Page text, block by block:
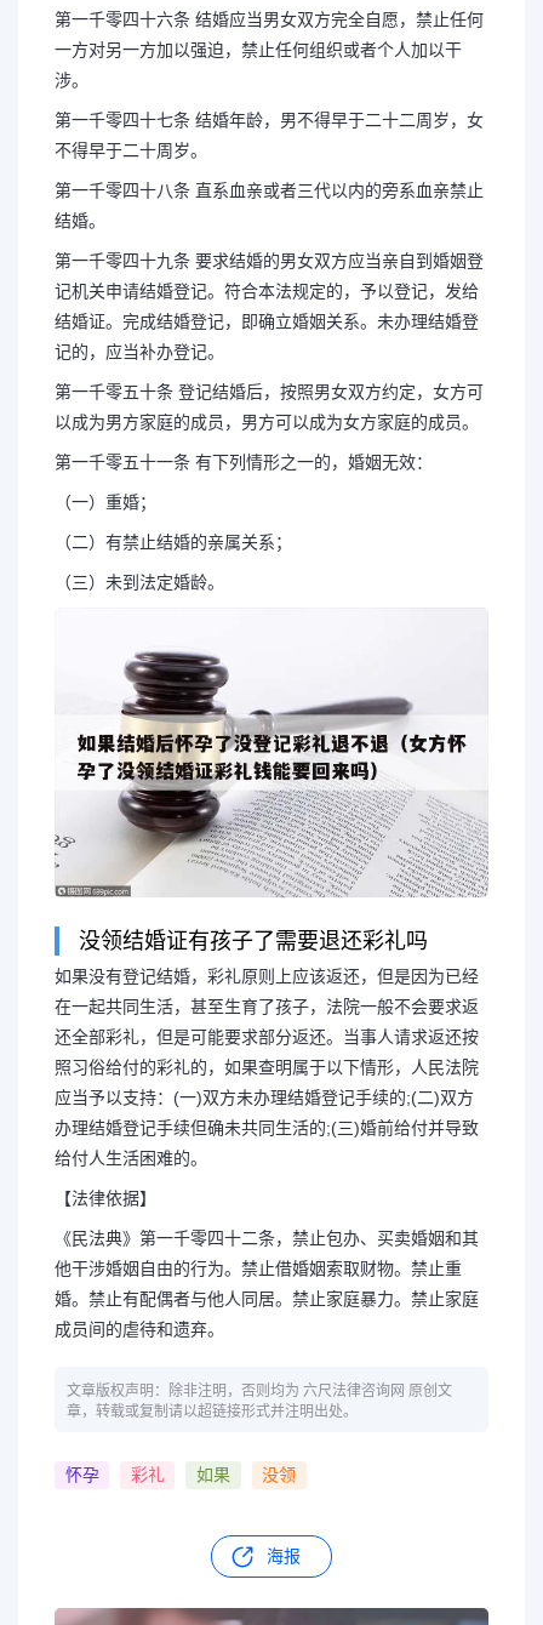
第一千零四十六条 结婚应当男女双方完全自愿，禁止任何
一方对另一方加以强迫，禁止任何组织或者个人加以干
涉。
第一千零四十七条 结婚年龄，男不得早于二十二周岁，女
不得早于二十周岁。
第一千零四十八条 直系血亲或者三代以内的旁系血亲禁止
结婚。
第一千零四十九条 要求结婚的男女双方应当亲自到婚姻登
记机关申请结婚登记。符合本法规定的，予以登记，发给
结婚证。完成结婚登记，即确立婚姻关系。未办理结婚登
记的，应当补办登记。
第一千零五十条 登记结婚后，按照男女双方约定，女方可
以成为男方家庭的成员，男方可以成为女方家庭的成员。
第一千零五十一条 有下列情形之一的，婚姻无效：
（一）重婚；
（二）有禁止结婚的亲属关系；
（三）未到法定婚龄。
没领结婚证有孩子了需要退还彩礼吗
如果没有登记结婚，彩礼原则上应该返还，但是因为已经
在一起共同生活，甚至生育了孩子，法院一般不会要求返
还全部彩礼，但是可能要求部分返还。当事人请求返还按
照习俗给付的彩礼的，如果查明属于以下情形，人民法院
应当予以支持：(一)双方未办理结婚登记手续的;(二)双方
办理结婚登记手续但确未共同生活的;(三)婚前给付并导致
给付人生活困难的。
【法律依据】
《民法典》第一千零四十二条，禁止包办、买卖婚姻和其
他干涉婚姻自由的行为。禁止借婚姻索取财物。禁止重
婚。禁止有配偶者与他人同居。禁止家庭暴力。禁止家庭
成员间的虐待和遗弃。
文章版权声明：除非注明，否则均为 六尺法律咨询网 原创文
章，转载或复制请以超链接形式并注明出处。
怀孕 彩礼 如果 没领
海报